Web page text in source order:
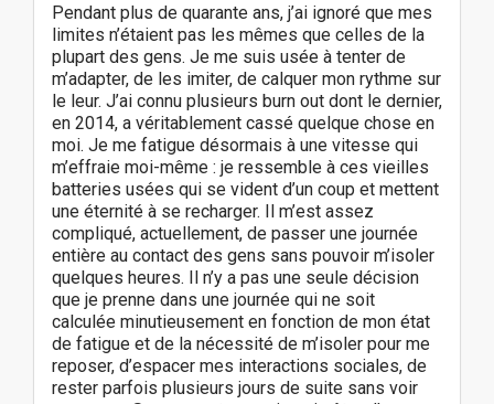
Pendant plus de quarante ans, j’ai ignoré que mes
limites n’étaient pas les mêmes que celles de la
plupart des gens. Je me suis usée à tenter de
m’adapter, de les imiter, de calquer mon rythme sur
le leur. J’ai connu plusieurs burn out dont le dernier,
en 2014, a véritablement cassé quelque chose en
moi. Je me fatigue désormais à une vitesse qui
m’effraie moi-même : je ressemble à ces vieilles
batteries usées qui se vident d’un coup et mettent
une éternité à se recharger. Il m’est assez
compliqué, actuellement, de passer une journée
entière au contact des gens sans pouvoir m’isoler
quelques heures. Il n’y a pas une seule décision
que je prenne dans une journée qui ne soit
calculée minutieusement en fonction de mon état
de fatigue et de la nécessité de m’isoler pour me
reposer, d’espacer mes interactions sociales, de
rester parfois plusieurs jours de suite sans voir